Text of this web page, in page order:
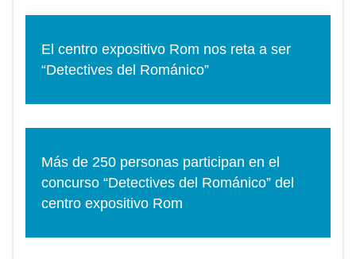
b
o
o
k
dI
n
A
p
p
ar
El centro expositivo Rom nos reta a ser
“Detectives del Románico”
Más de 250 personas participan en el
concurso “Detectives del Románico” del
centro expositivo Rom